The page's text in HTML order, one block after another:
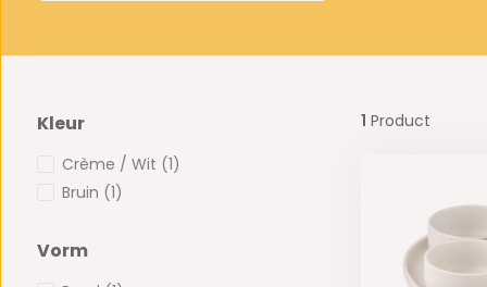
Kleur
Crème / Wit (1)
Bruin (1)
Vorm
1 Product